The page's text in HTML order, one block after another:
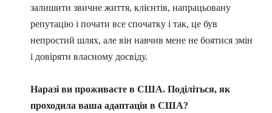
залишити звичне життя, клієнтів, напрацьовану
репутацію і почати все спочатку і так, це був
непростий шлях, але він навчив мене не боятися змін
і довіряти власному досвіду.
Наразі ви проживаєте в США. Поділіться, як
проходила ваша адаптація в США?